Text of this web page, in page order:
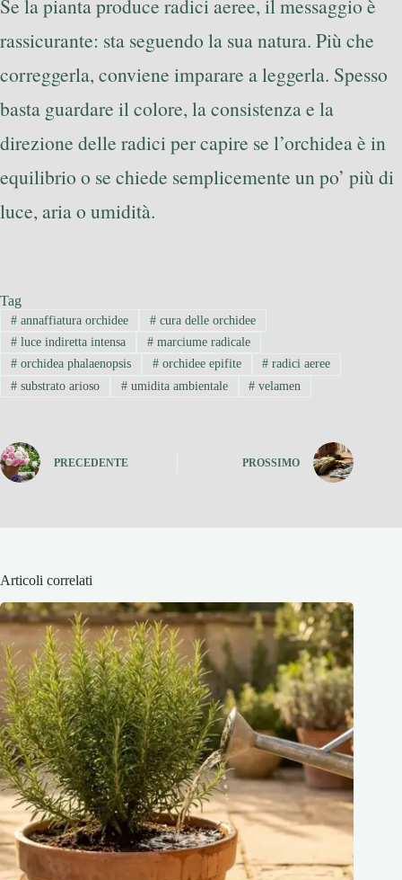
Se la pianta produce radici aeree, il messaggio è
rassicurante: sta seguendo la sua natura. Più che
correggerla, conviene imparare a leggerla. Spesso
basta guardare il colore, la consistenza e la
direzione delle radici per capire se l’orchidea è in
equilibrio o se chiede semplicemente un po’ più di
luce, aria o umidità.
Tag
#annaffiatura orchidee #cura delle orchidee
#luce indiretta intensa #marciume radicale
#orchidea phalaenopsis #orchidee epifite # radici aeree
#substrato arioso #umidita ambientale # velamen
PRECEDENTE PROSSIMO
Articoli correlati